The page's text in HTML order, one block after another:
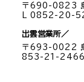
〒690-0823
L 0852-20-
出雲営業所／
〒693-0022
853-21-